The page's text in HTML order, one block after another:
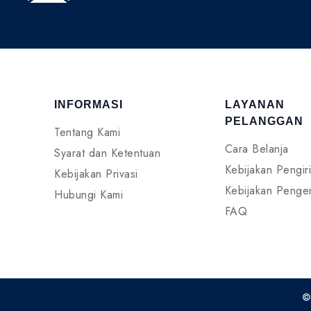
INFORMASI
Tentang Kami
Syarat dan Ketentuan
Kebijakan Privasi
Hubungi Kami
LAYANAN
PELANGGAN
Cara Belanja
Kebijakan
Kebijakan
FAQ
©